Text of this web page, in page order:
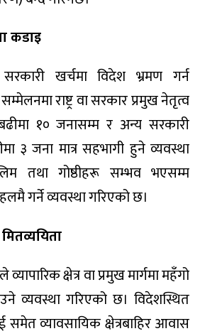
कडाइ
खर्चमा विदेश भ्रमण गर्न
सम्मेलनमा राष्ट्र वा सरकार प्रमुख नेतृत्व
बढीमा १० जनासम्म र अन्य सरकारी
३ जना मात्र सहभागी हुने व्यवस्था
तथा गोष्ठीहरू सम्भव भएसम्म
गर्ने व्यवस्था गरिएको छ।
क्षेत्र वा प्रमुख मार्गमा महँगो
व्यवस्था गरिएको छ। विदेशस्थित
समेत व्यावसायिक क्षेत्रबाहिर आवास